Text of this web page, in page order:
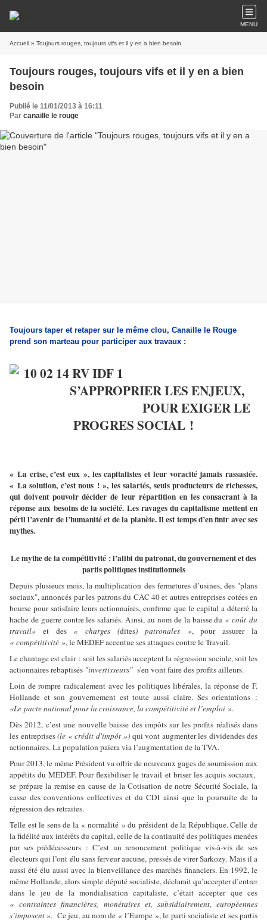
MENU
Accueil » Toujours rouges, toujours vifs et il y en a bien besoin
Toujours rouges, toujours vifs et il y en a bien
besoin
Publié le 11/01/2013 à 16:11
Par canaille le rouge
Toujours taper et retaper sur le même clou, Canaille le Rouge
prend son marteau pour participer aux travaux :
S’APPROPRIER LES ENJEUX,
POUR EXIGER LE
PROGRES SOCIAL !
« La crise, c’est eux », les capitalistes et leur voracité jamais rassasiée.
« La solution, c’est nous ! », les salariés, seuls producteurs de richesses,
qui doivent pouvoir décider de leur répartition en les consacrant à la
réponse aux besoins de la société. Les ravages du capitalisme mettent en
péril l’avenir de l’humanité et de la planète. Il est temps d’en finir avec ses
mythes.
Le mythe de la compétitivité : l’alibi du patronat, du gouvernement et des
partis politiques institutionnels
Depuis plusieurs mois, la multiplication des fermetures d’usines, des "plans
sociaux", annoncés par les patrons du CAC 40 et autres entreprises cotées en
bourse pour satisfaire leurs actionnaires, confirme que le capital a déterré la
hache de guerre contre les salariés. Ainsi, au nom de la baisse du « coût du
travail» et des « charges (dites) patronales », pour assurer la
« compétitivité », le MEDEF accentue ses attaques contre le Travail.
Le chantage est clair : soit les salariés acceptent la régression sociale, soit les
actionnaires rebaptisés "investisseurs" s'en vont faire des profits ailleurs.
Loin de rompre radicalement avec les politiques libérales, la réponse de F.
Hollande et son gouvernement est toute aussi claire. Ses orientations :
«Le pacte national pour la croissance, la compétitivité et l’emploi ».
Dès 2012, c’est une nouvelle baisse des impôts sur les profits réalisés dans
les entreprises(le « crédit d'impôt ») qui vont augmenter les dividendes des
actionnaires. La population paiera via l’augmentation de la TVA.
Pour 2013, le même Président va offrir de nouveaux gages de soumission aux
appétits du MEDEF. Pour flexibiliser le travail et briser les acquis sociaux,
se prépare la remise en cause de la Cotisation de notre Sécurité Sociale, la
casse des conventions collectives et du CDI ainsi que la poursuite de la
régression des retraites.
Telle est le sens de la « normalité » du président de la République. Celle de
la fidélité aux intérêts du capital, celle de la continuité des politiques menées
par ses prédécesseurs : C’est un renoncement politique vis-à-vis de ses
électeurs qui l’ont élu sans ferveur aucune, pressés de virer Sarkozy. Mais il a
aussi été élu aussi avec la bienveillance des marchés financiers. En 1992, le
même Hollande, alors simple député socialiste, déclarait qu’accepter d’entrer
dans le jeu de la mondialisation capitaliste, c’était accepter que ces
« contraintes financières, monétaires et, subsidiairement, européennes
s’imposent ». Ce jeu, au nom de « l’Europe », le parti socialiste et ses partis